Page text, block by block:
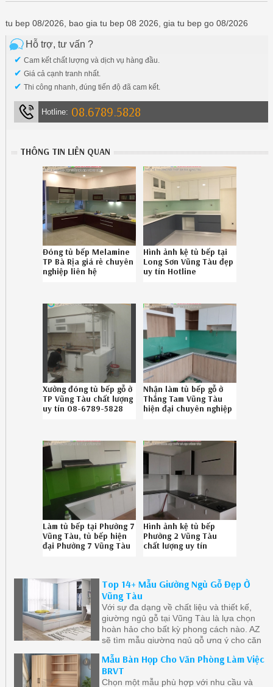
tu bep 08/2026, bao gia tu bep 08 2026, gia tu bep go 08/2026
Hỗ trợ, tư vấn ?
✔ Cam kết chất lượng và dịch vụ hàng đầu.
✔ Giá cả cạnh tranh nhất.
✔ Thi công nhanh, đúng tiến độ đã cam kết.
Hotline: 08.6789.5828
THÔNG TIN LIÊN QUAN
Đóng tủ bếp Melamine
TP Bà Rịa giá rẻ chuyên
nghiệp liên hệ
Hình ảnh kệ tủ bếp tại
Long Sơn Vũng Tàu đẹp
uy tín Hotline
Xưởng đóng tủ bếp gỗ ở
TP Vũng Tàu chất lượng
uy tín 08-6789-5828
Nhận làm tủ bếp gỗ ở
Thắng Tam Vũng Tàu
hiện đại chuyên nghiệp
Làm tủ bếp tại Phường 7
Vũng Tàu, tủ bếp hiện
đại Phường 7 Vũng Tàu
Hình ảnh kệ tủ bếp
Phường 2 Vũng Tàu
chất lượng uy tín
Top 14+ Mẫu Giường Ngủ Gỗ Đẹp Ở
Vũng Tàu
Với sự đa dạng về chất liệu và thiết kế,
giường ngủ gỗ tại Vũng Tàu là lựa chọn
hoàn hảo cho bất kỳ phong cách nào. AZ
sẽ tìm mẫu giường ngủ gỗ ưng ý cho căn
giãn và đẹp đẽ.
Mẫu Bàn Họp Cho Văn Phòng Làm Việc
BRVT
Chọn một mẫu phù hợp với nhu cầu và